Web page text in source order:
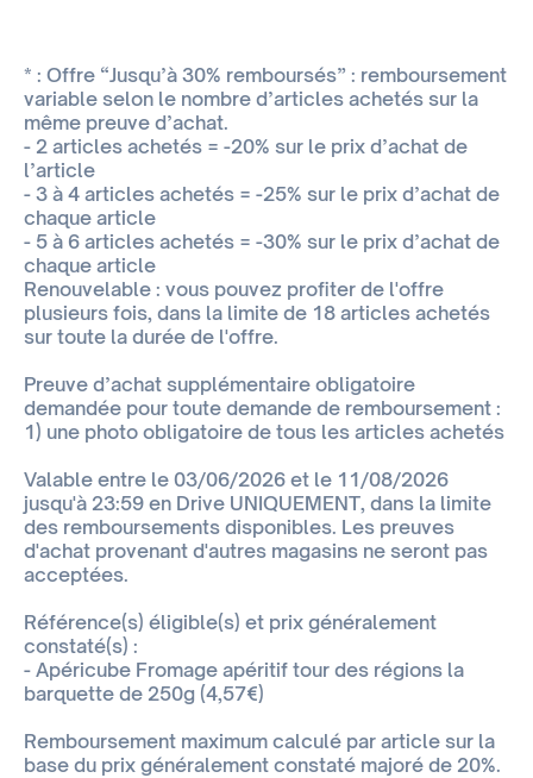
* : Offre “Jusqu’à 30% remboursés” : remboursement
variable selon le nombre d’articles achetés sur la
même preuve d’achat.
- 2 articles achetés = -20% sur le prix d’achat de
l’article
- 3 à 4 articles achetés = -25% sur le prix d’achat de
chaque article
- 5 à 6 articles achetés = -30% sur le prix d’achat de
chaque article
Renouvelable : vous pouvez profiter de l'offre
plusieurs fois, dans la limite de 18 articles achetés
sur toute la durée de l'offre.
Preuve d’achat supplémentaire obligatoire
demandée pour toute demande de remboursement :
1) une photo obligatoire de tous les articles achetés
Valable entre le 03/06/2026 et le 11/08/2026
jusqu'à 23:59 en Drive UNIQUEMENT, dans la limite
des remboursements disponibles. Les preuves
d'achat provenant d'autres magasins ne seront pas
acceptées.
Référence(s) éligible(s) et prix généralement
constaté(s) :
- Apéricube Fromage apéritif tour des régions la
barquette de 250g (4,57€)
Remboursement maximum calculé par article sur la
base du prix généralement constaté majoré de 20%.